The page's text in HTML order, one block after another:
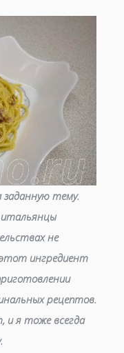
заданную тему.
итальянцы
не
ингредиент
рецептов.
и я тоже всегда